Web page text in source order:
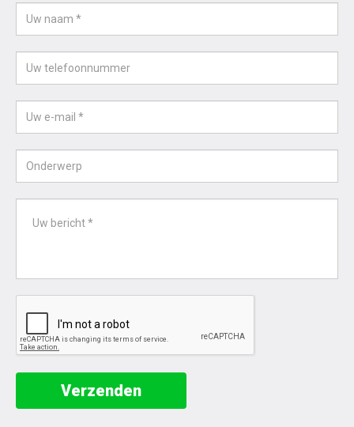
Verzenden